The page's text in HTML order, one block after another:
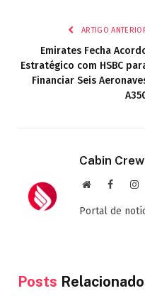
ARTIGO
Emirates Fecha
Estratégico com HSBC
Financiar Seis
Cabin Crew
Site Facebook
Portal de
Posts